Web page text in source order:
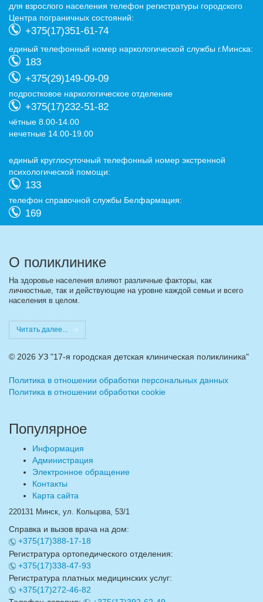
для взрослого населения телефон регистратуры городского
Центра пограничных состояний:
+375(17)351-61-74
eдиный телефонный номер наркологической службы г.Минска:
183
+375(29)149-09-09
подростковое наркологическое отделение
+375(17)232-51-82
чётные 8.00-14.00
нечетные 14.00-19.00
eдиный круглосуточный телефонный номер экстренной
психологической помощи:
133
телефон справочной службы Белфармация:
169
О поликлинике
На здоровье населения влияют различные факторы, как
личностные, так и действующие на уровне каждой семьи и всего
населения в целом.
Читать далее...
© 2026 УЗ "17-я городская детская клиническая поликлиника"
Политика в отношении обработки персональных данных
Политика в отношении обработки cookie
Популярное
Информация
Администрация
Электронное обращение
Контакты
Карта сайта
220131 Минск, ул. Кольцова, 53/1
Справка и вызов врача на дом:
+375(17)388-17-18
Регистратура ортопедического отделения:
+375(17)338-47-93
Регистратура платных медицинских услуг:
+375(17)272-46-82